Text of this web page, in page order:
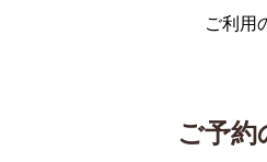
ご利用
ご予約